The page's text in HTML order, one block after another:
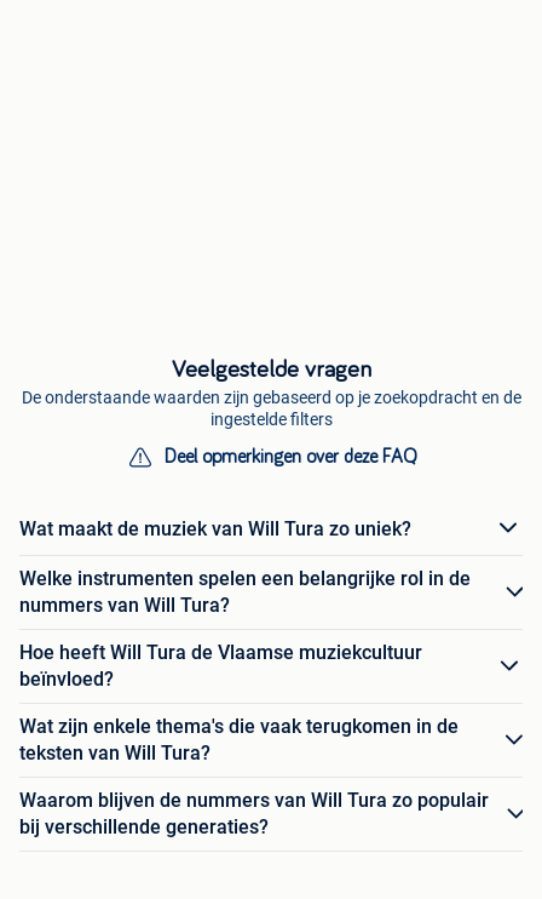
Veelgestelde vragen
De onderstaande waarden zijn gebaseerd op je zoekopdracht en de
ingestelde filters
Deel opmerkingen over deze FAQ
Wat maakt de muziek van Will Tura zo uniek?
Welke instrumenten spelen een belangrijke rol in de
nummers van Will Tura?
Hoe heeft Will Tura de Vlaamse muziekcultuur
beïnvloed?
Wat zijn enkele thema's die vaak terugkomen in de
teksten van Will Tura?
Waarom blijven de nummers van Will Tura zo populair
bij verschillende generaties?